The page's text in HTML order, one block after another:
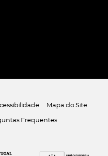
Mapa do Site
Frequentes